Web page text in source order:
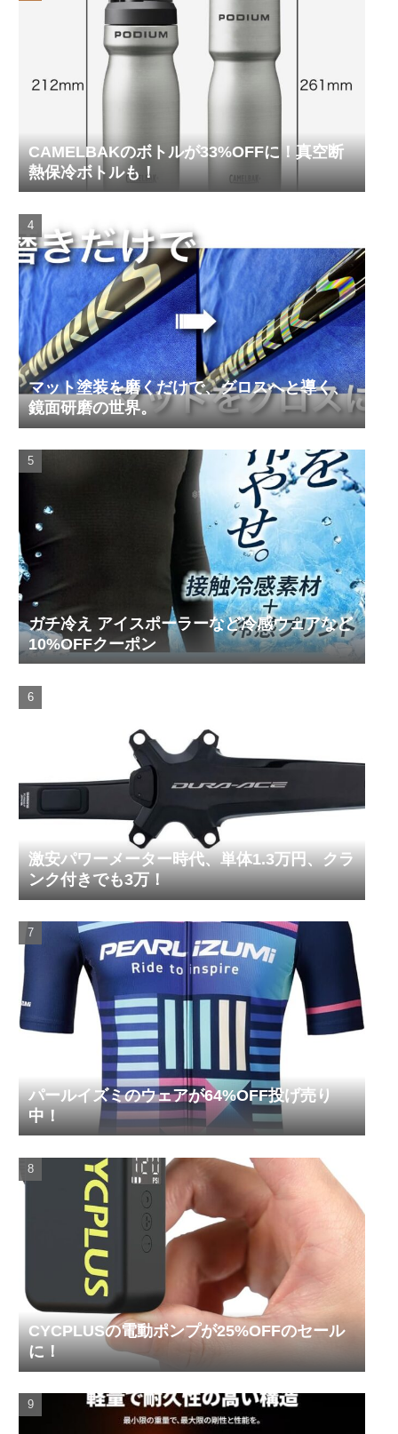
CAMELBAKのボトルが33%OFFに！真空断
熱保冷ボトルも！
マット塗装を磨くだけで、グロスへと導く、
鏡面研磨の世界。
ガチ冷え アイスポーラーなど冷感ウェアなど
10%OFFクーポン
激安パワーメーター時代、単体1.3万円、クラ
ンク付きでも3万！
パールイズミのウェアが64%OFF投げ売り
中！
CYCPLUSの電動ポンプが25%OFFのセール
に！